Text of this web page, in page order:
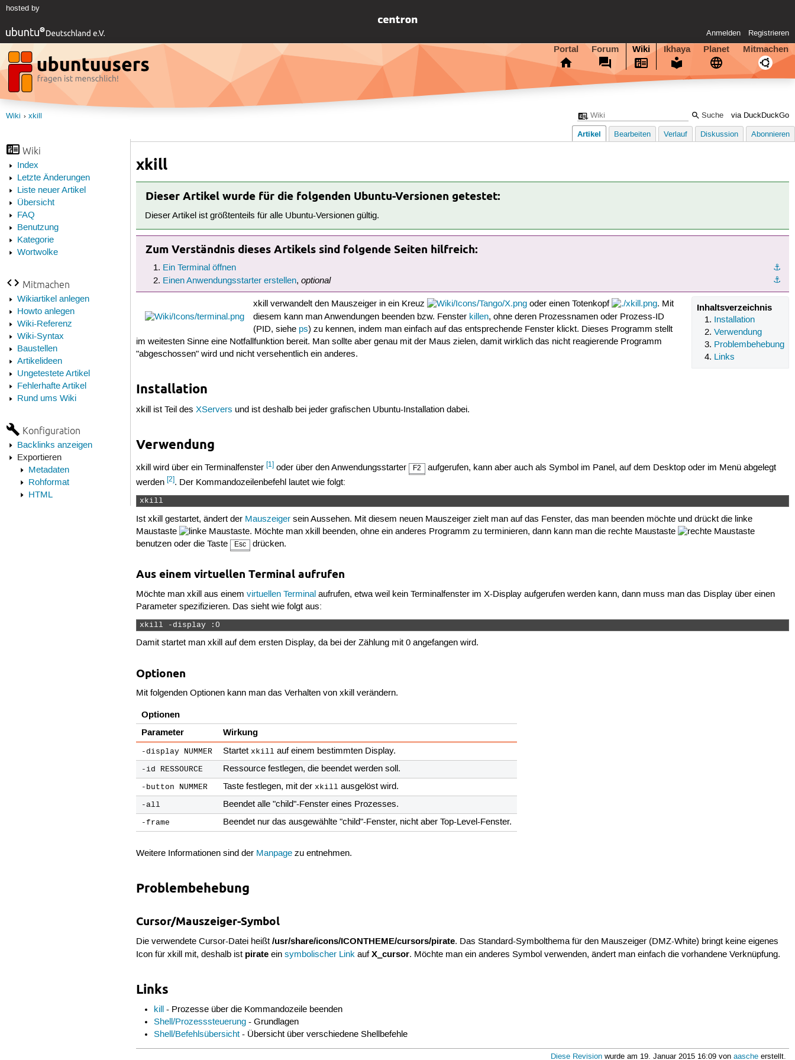
hosted by
Anmelden Registrieren
Portal Forum Wiki Ikhaya Planet Mitmachen
via DuckDuckGo
Wiki xkill
Wiki
Index
Letzte Änderungen
Liste neuer Artikel
Übersicht
FAQ
Benutzung
Kategorie
Wortwolke
Mitmachen
Wikiartikel anlegen
Howto anlegen
Wiki-Referenz
Wiki-Syntax
Baustellen
Artikelideen
Ungetestete Artikel
Fehlerhafte Artikel
Rund ums Wiki
Konfiguration
Backlinks anzeigen
Exportieren
Metadaten
Rohformat
HTML
Artikel Bearbeiten Verlauf Diskussion Abonnieren
xkill
Dieser Artikel wurde für die folgenden Ubuntu-Versionen getestet:
Dieser Artikel ist größtenteils für alle Ubuntu-Versionen gültig.
Zum Verständnis dieses Artikels sind folgende Seiten hilfreich:
⚓︎
Ein Terminal öffnen
⚓︎
Einen Anwendungsstarter erstellen, optional
Inhaltsverzeichnis
Installation
Verwendung
Problembehebung
Links
xkill verwandelt den Mauszeiger in ein Kreuz oder einen Totenkopf
. Mit
diesem kann man Anwendungen beenden bzw. Fenster killen, ohne deren Prozessnamen oder Prozess-ID
(PID, siehe ps) zu kennen, indem man einfach auf das entsprechende Fenster klickt. Dieses Programm stellt
im weitesten Sinne eine Notfallfunktion bereit. Man sollte aber genau mit der Maus zielen, damit wirklich das nicht reagierende Programm
"abgeschossen" wird und nicht versehentlich ein anderes.
Installation
xkill ist Teil desXServers und ist deshalb bei jeder grafischen Ubuntu-Installation dabei.
Verwendung
xkill wird über ein Terminalfenster[1] oder über den Anwendungsstarter F2
aufgerufen, kann aber auch als Symbol im Panel, auf dem Desktop oder im Menü abgelegt
werden[2]. Der Kommandozeilenbefehl lautet wie folgt:
xkill
Ist xkill gestartet, ändert der Mauszeiger sein Aussehen. Mit diesem neuen Mauszeiger zielt man auf das Fenster, das man beenden möchte und drückt die linke
Maustaste
. Möchte man xkill beenden, ohne ein anderes Programm zu terminieren, dann kann man die rechte Maustaste
benutzen oder die Taste
Esc drücken.
Aus einem virtuellen Terminal aufrufen
Möchte man xkill aus einemvirtuellen Terminal aufrufen, etwa weil kein Terminalfenster im X-Display aufgerufen werden kann, dann muss man das Display über einen
Parameter spezifizieren. Das sieht wie folgt aus:
xkill -display :0
Damit startet man xkill auf dem ersten Display, da bei der Zählung mit 0 angefangen wird.
Optionen
Mit folgenden Optionen kann man das Verhalten von xkill verändern.
Optionen
Parameter
Wirkung
-display NUMMER Startetxkill auf einem bestimmten Display.
-id RESSOURCE Ressource festlegen, die beendet werden soll.
-button NUMMER Taste festlegen, mit derxkill ausgelöst wird.
-all Beendet alle "child"-Fenster eines Prozesses.
-frame Beendet nur das ausgewählte "child"-Fenster, nicht aber Top-Level-Fenster.
Weitere Informationen sind der Manpage zu entnehmen.
Problembehebung
Cursor/Mauszeiger-Symbol
Die verwendete Cursor-Datei heißt/usr/share/icons/ICONTHEME/cursors/pirate. Das Standard-Symbolthema für den Mauszeiger (DMZ-White) bringt keine eigenes
Icon für xkill mit, deshalb ist pirate einsymbolischer Link aufX_cursor. Möchte man ein anderes Symbol verwenden, ändert man einfach die vorhandene Verknüpfung.
Links
kill- Prozesse über die Kommandozeile beenden
Shell/Prozesssteuerung- Grundlagen
Shell/Befehlsübersicht- Übersicht über verschiedene Shellbefehle
Diese Revision wurde am 19. Januar 2015 16:09 vonaasche erstellt.